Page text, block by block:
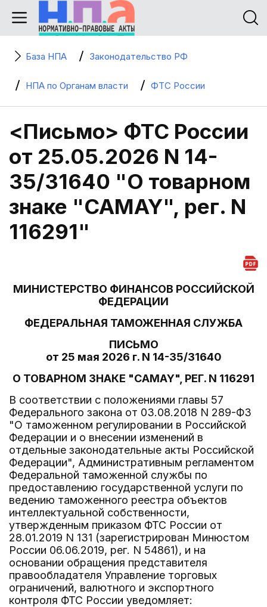
База НПА Законодательство РФ
НПА по Органам власти ФТС России
<Письмо> ФТС России
от 25.05.2026 N 14-
35/31640 "О товарном
знаке "CAMAY", рег. N
116291"
МИНИСТЕРСТВО ФИНАНСОВ РОССИЙСКОЙ
ФЕДЕРАЦИИ
ФЕДЕРАЛЬНАЯ ТАМОЖЕННАЯ СЛУЖБА
ПИСЬМО
от 25 мая 2026 г. N 14-35/31640
О ТОВАРНОМ ЗНАКЕ "CAMAY", РЕГ. N 116291
В соответствии с положениями главы 57
Федерального закона от 03.08.2018 N 289-ФЗ
"О таможенном регулировании в Российской
Федерации и о внесении изменений в
отдельные законодательные акты Российской
Федерации", Административным регламентом
Федеральной таможенной службы по
предоставлению государственной услуги по
ведению таможенного реестра объектов
интеллектуальной собственности,
утвержденным приказом ФТС России от
28.01.2019 N 131 (зарегистрирован Минюстом
России 06.06.2019, рег. N 54861), и на
основании обращения представителя
правообладателя Управление торговых
ограничений, валютного и экспортного
контроля ФТС России уведомляет: